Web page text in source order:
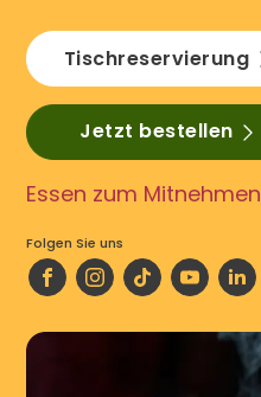
Tischreservierung
Jetzt bestellen
Essen zum Mitnehmen
Folgen Sie uns